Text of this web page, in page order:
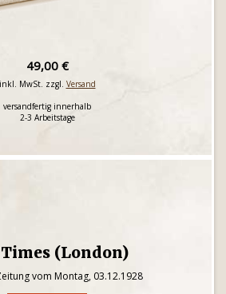
49,00 €
inkl. MwSt. zzgl. Versand
versandfertig innerhalb
2-3 Arbeitstage
(London)
vom Montag, 03.12.1928